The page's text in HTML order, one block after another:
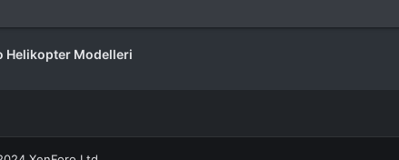
Helikopter Modelleri